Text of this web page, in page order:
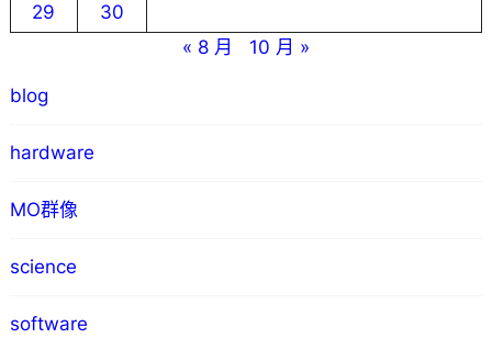
29
30
« 8 月
10 月 »
blog
hardware
MO群像
science
software